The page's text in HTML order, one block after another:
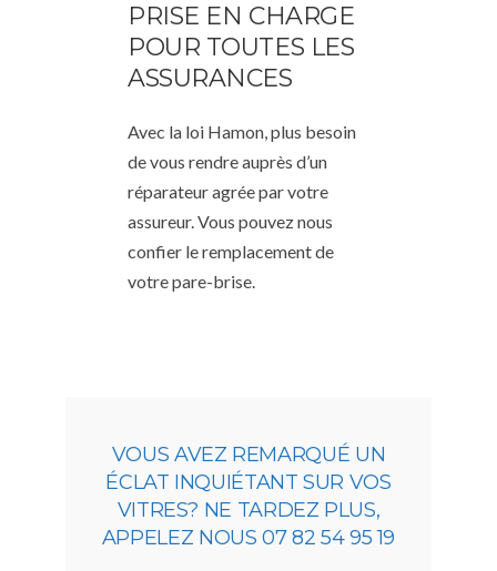
PRISE EN CHARGE
POUR TOUTES LES
ASSURANCES
Avec la loi Hamon, plus besoin
de vous rendre auprès d’un
réparateur agrée par votre
assureur. Vous pouvez nous
confier le remplacement de
votre pare-brise.
VOUS AVEZ REMARQUÉ UN
ÉCLAT INQUIÉTANT SUR VOS
VITRES? NE TARDEZ PLUS,
APPELEZ NOUS 07 82 54 95 19